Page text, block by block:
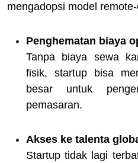
mengadopsi model
Penghematan biaya
Tanpa biaya sewa
fisik, startup bisa
besar untuk
pemasaran.
Akses ke talenta
Startup tidak lagi